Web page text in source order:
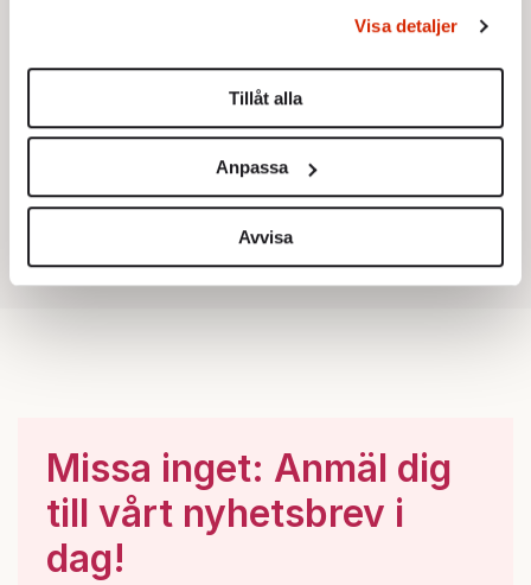
Du kan ändra eller dra tillbaka ditt samtycke när som
helst från cookie-förklaringen.
Vi använder enhetsidentifierare för att anpassa innehållet
för sociala medier och analysera vår trafik. Vi
vidarebefordrar även sådana identifierare och annan
information från din enhet till de sociala medier och
annons- och analysföretag som vi samarbetar med.
Dessa kan i sin tur kombinera informationen med annan
Visa detaljer
Tillåt alla
Anpassa
Avvisa
Missa inget: Anmäl dig
till vårt nyhetsbrev i
dag!